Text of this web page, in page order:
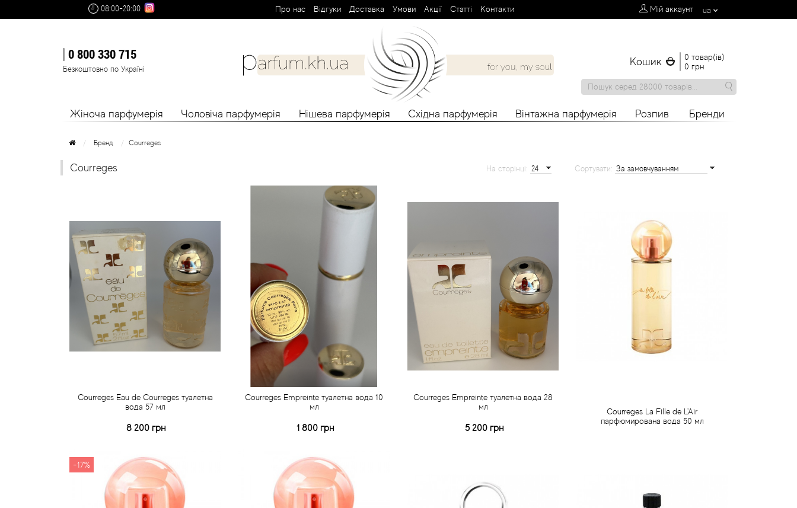
08:00-20:00 Про нас Вiдгуки Доставка Умови Aкції Cтатті Контакти Мій аккаунт ua
0 800 330 715
Безкоштовно по Україні
Кошик
0 товар(ів)
0 грн
Жіноча парфумерія Чоловіча парфумерія Нішева парфумерія Східна парфумерія Вінтажна парфумерія Розпив Бренди
Бренд Courreges
Courreges На сторінці: Сортувати:
Courreges Eau de Courreges туалетна
вода 57 мл
8 200 грн
Швидке замовлення
Courreges Empreinte туалетна вода 10
мл
1 800 грн
Швидке замовлення
Courreges Empreinte туалетна вода 28
мл
5 200 грн
Courreges La Fille de L'Air
парфюмирована вода 50 мл
-17%